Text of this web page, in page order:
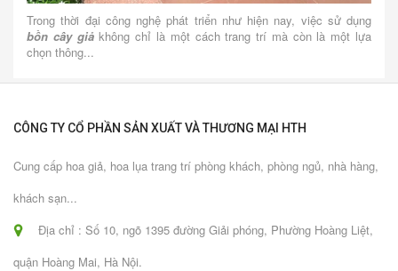
Trong thời đại công nghệ phát triển như hiện nay, việc sử dụng
bồn cây giảkhông chỉ là một cách trang trí mà còn là một lựa
chọn thông...
CÔNG TY CỔ PHẦN SẢN XUẤT VÀ THƯƠNG MẠI HTH
Cung cấp hoa giả, hoa lụa trang trí phòng khách, phòng ngủ, nhà hàng,
khách sạn...
Địa chỉ : Số 10, ngõ 1395 đường Giải phóng, Phường Hoàng Liệt,
quận Hoàng Mai, Hà Nội.